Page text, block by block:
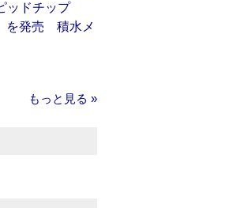
ッドチップ
を発売 積水メ
もっと見る »